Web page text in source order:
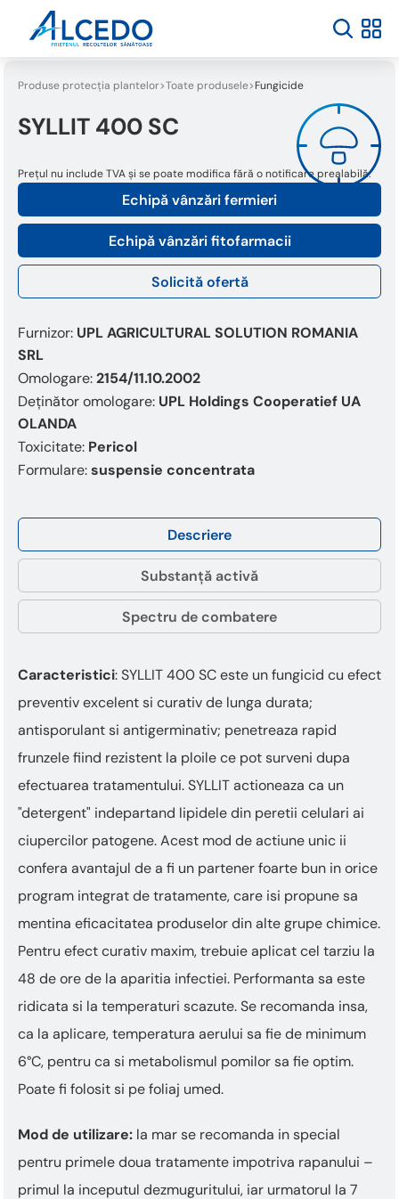
Produse protecția plantelor Toate produsele Fungicide
SYLLIT 400 SC
Echipă vânzări fermieri
Echipă vânzări fitofarmacii
Solicită ofertă
Prețul nu include TVA și se poate modifica fără o notificare prealabilă.
Furnizor: UPL AGRICULTURAL SOLUTION ROMANIA
SRL
Omologare:2154/11.10.2002
Deținător omologare: UPL Holdings Cooperatief UA
OLANDA
Toxicitate: Pericol
Formulare:suspensie concentrata
Descriere
Caracteristici: SYLLIT 400 SC este un fungicid cu efect
preventiv excelent si curativ de lunga durata;
antisporulant si antigerminativ; penetreaza rapid
frunzele fiind rezistent la ploile ce pot surveni dupa
efectuarea tratamentului. SYLLIT actioneaza ca un
"detergent" indepartand lipidele din peretii celulari ai
ciupercilor patogene. Acest mod de actiune unic ii
confera avantajul de a fi un partener foarte bun in orice
program integrat de tratamente, care isi propune sa
mentina eficacitatea produselor din alte grupe chimice.
Pentru efect curativ maxim, trebuie aplicat cel tarziu la
48 de ore de la aparitia infectiei. Performanta sa este
ridicata si la temperaturi scazute. Se recomanda insa,
ca la aplicare, temperatura aerului sa fie de minimum
6°C, pentru ca si metabolismul pomilor sa fie optim.
Poate fi folosit si pe foliaj umed.
Mod de utilizare: la mar se recomanda in special
pentru primele doua tratamente impotriva rapanului –
primul la inceputul dezmuguritului, iar urmatorul la 7
Substanță activă
Spectru de combatere